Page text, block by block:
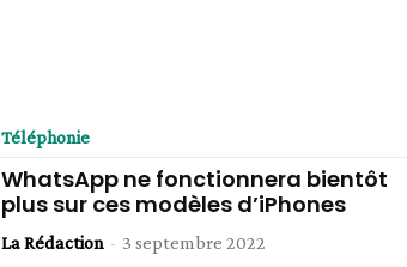
Téléphonie
WhatsApp ne fonctionnera bientôt
plus sur ces modèles d’iPhones
La Rédaction - 3 septembre 2022